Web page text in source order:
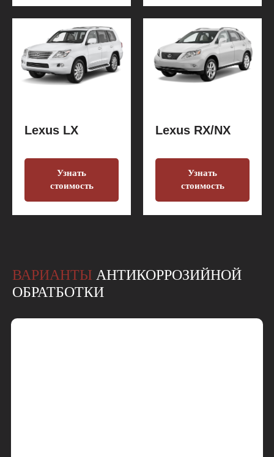
Lexus LX
Узнать
стоимость
Lexus RX/NX
Узнать
стоимость
ВАРИАНТЫ АНТИКОРРОЗИЙНОЙ
ОБРАТБОТКИ